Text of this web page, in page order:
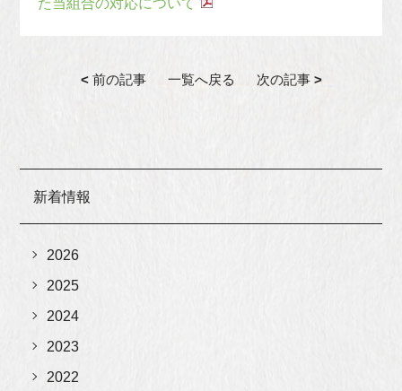
た当組合の対応について
< 前の記事 一覧へ戻る 次の記事>
新着情報
2026
2025
2024
2023
2022